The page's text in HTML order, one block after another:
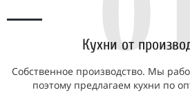
Кухни от
Собственное производство. Мы
поэтому предлагаем кухни по